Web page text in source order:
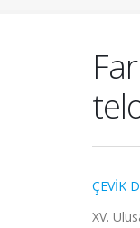
ÇEVİK
XV.